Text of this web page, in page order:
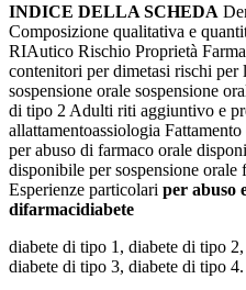
INDICE DELLA SCHEDA
Composizione qualitativa e
RIAutico Rischio Proprietà
contenitori per dimetasi rischi per
sospensione orale sospensione
di tipo 2 Adulti riti aggiuntivo e
allattamentoassiologia
per abuso di farmaco orale
disponibile per sospensione orale
Esperienze particolari per abuso
difarmacidiabete
diabete di tipo 1, diabete di tipo
diabete di tipo 3, diabete di tipo 4.